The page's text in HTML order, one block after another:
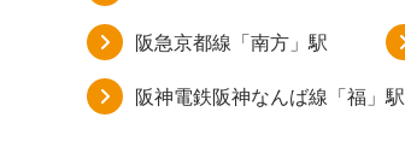
阪急京都線「南方」駅
阪神電鉄阪神なんば線「福」駅